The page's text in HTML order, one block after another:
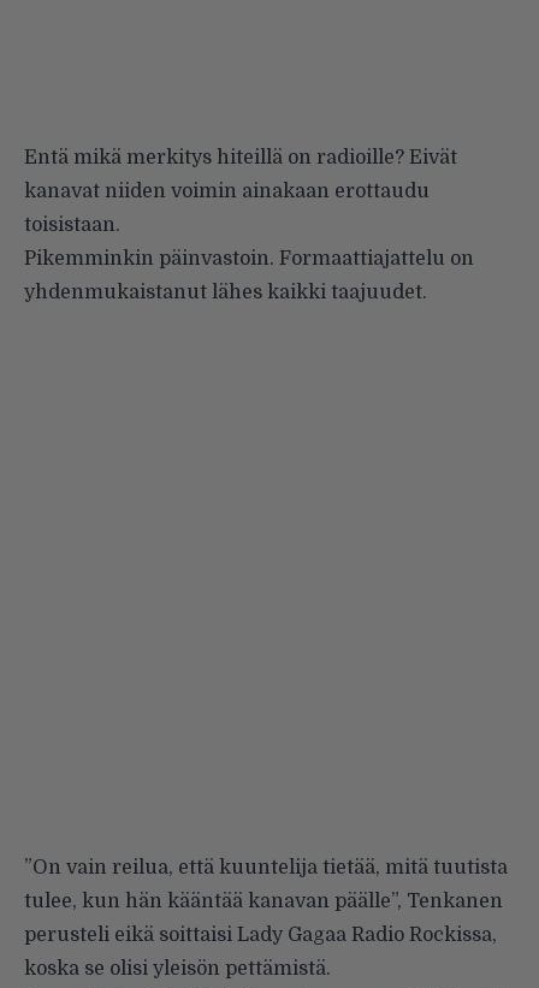
Entä mikä merkitys hiteillä on radioille? Eivät
kanavat niiden voimin ainakaan erottaudu
toisistaan.
Pikemminkin päinvastoin. Formaattiajattelu on
yhdenmukaistanut lähes kaikki taajuudet.
”On vain reilua, että kuuntelija tietää, mitä tuutista
tulee, kun hän kääntää kanavan päälle”, Tenkanen
perusteli eikä soittaisi Lady Gagaa Radio Rockissa,
koska se olisi yleisön pettämistä.